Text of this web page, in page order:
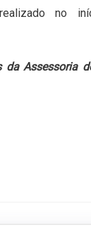
no
da Assessoria